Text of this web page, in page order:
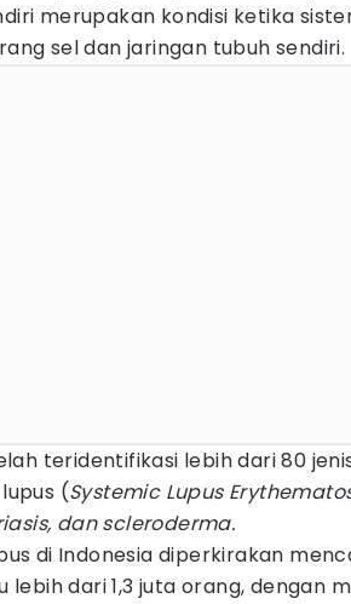
merupakan kondisi ketika
sel dan jaringan tubuh sendiri.
teridentifikasi lebih dari 80
(Systemic Lupus
dan scleroderma.
di Indonesia diperkirakan
lebih dari 1,3 juta orang, dengan